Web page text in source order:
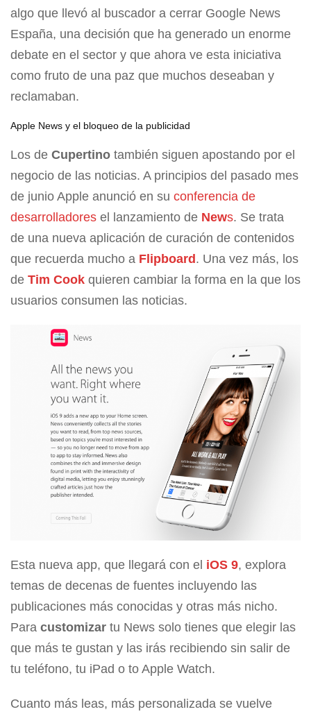
algo que llevó al buscador a cerrar Google News
España, una decisión que ha generado un enorme
debate en el sector y que ahora ve esta iniciativa
como fruto de una paz que muchos deseaban y
reclamaban.
Apple News y el bloqueo de la publicidad
Los de Cupertino también siguen apostando por el
negocio de las noticias. A principios del pasado mes
de junio Apple anunció en su conferencia de
desarrolladores el lanzamiento de News. Se trata
de una nueva aplicación de curación de contenidos
que recuerda mucho a Flipboard. Una vez más, los
de Tim Cook quieren cambiar la forma en la que los
usuarios consumen las noticias.
Esta nueva app, que llegará con el iOS 9, explora
temas de decenas de fuentes incluyendo las
publicaciones más conocidas y otras más nicho.
Para customizar tu News solo tienes que elegir las
que más te gustan y las irás recibiendo sin salir de
tu teléfono, tu iPad o to Apple Watch.
Cuanto más leas, más personalizada se vuelve